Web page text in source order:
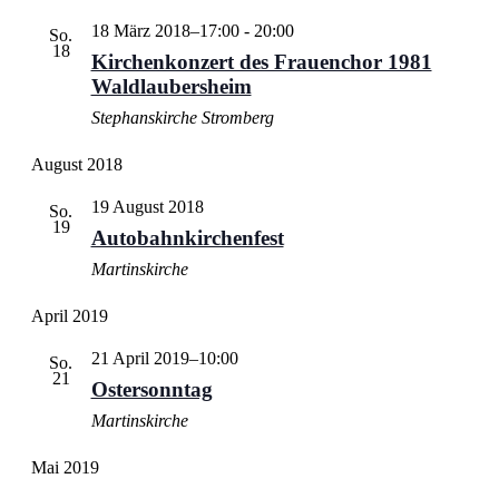
So.
18
18 März 2018–17:00- 20:00
Kirchenkonzert des Frauenchor 1981
Waldlaubersheim
Stephanskirche Stromberg
August 2018
So.
19
19 August 2018
Autobahnkirchenfest
Martinskirche
April 2019
So.
21
21 April 2019–10:00
Ostersonntag
Martinskirche
Mai 2019